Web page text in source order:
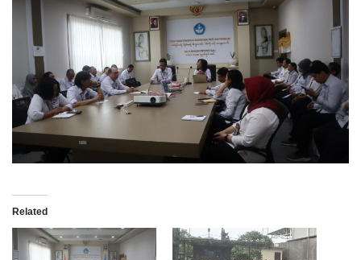
Related